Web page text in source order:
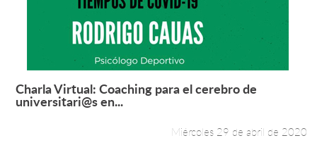
Leer más +
Charla Virtual: Coaching para el cerebro de
universitari@s en...
Miércoles 29 de abril de 2020